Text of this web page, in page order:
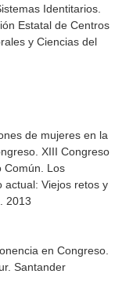
Identitarios.
Estatal de Centros
y Ciencias del
de mujeres en la
XIII Congreso
Común. Los
actual: Viejos retos y
2013
en Congreso.
Santander